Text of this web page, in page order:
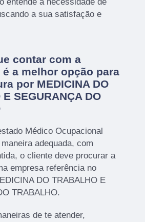
a sua satisfação e
contar com a
é a melhor opção para
por MEDICINA DO
SEGURANÇA DO
Médico Ocupacional
adequada, com
o cliente deve procurar a
empresa referência no
DO TRABALHO E
TRABALHO.
de te atender,